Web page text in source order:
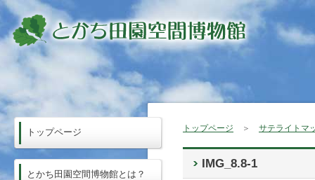
トップページ ＞ サテライトマ
IMG_8.8-1
トップページ
とかち田園空間博物館とは？